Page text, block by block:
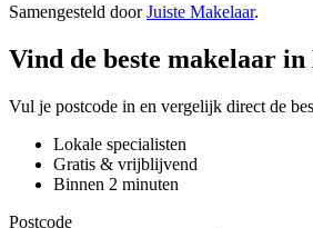
Samengesteld doorJuiste Makelaar.
Vind de beste makelaar in
Vul je postcode in en vergelijk direct de
Lokale specialisten
Gratis & vrijblijvend
Binnen 2 minuten
Postcode